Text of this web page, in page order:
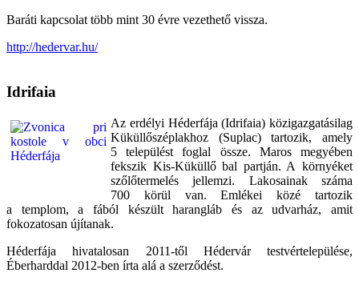
Baráti kapcsolat több mint 30 évre vezethető vissza.
http://hedervar.hu/
Idrifaia
Az erdélyi Héderfája (Idrifaia) közigazgatásilag
Küküllőszéplakhoz (Suplac) tartozik, amely
5 települést foglal össze. Maros megyében
fekszik Kis-Küküllő bal partján. A környéket
szőlőtermelés jellemzi. Lakosainak száma
700 körül van. Emlékei közé tartozik
a templom, a fából készült harangláb és az udvarház, amit
fokozatosan újítanak.
Héderfája hivatalosan 2011-től Hédervár testvértelepülése,
Éberharddal 2012-ben írta alá a szerződést.